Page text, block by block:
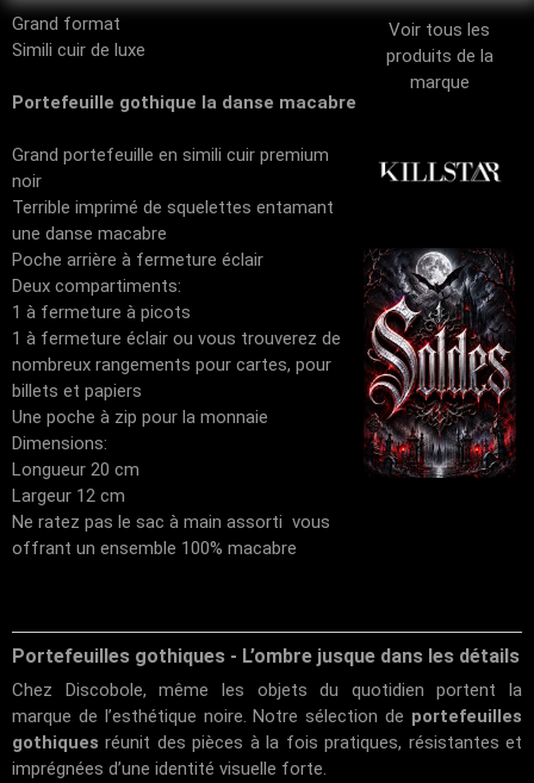
Voir tous les
produits de la
marque
Grand format
Simili cuir de luxe
Portefeuille gothique la danse macabre
Grand portefeuille en simili cuir premium
noir
Terrible imprimé de squelettes entamant
une danse macabre
Poche arrière à fermeture éclair
Deux compartiments:
1 à fermeture à picots
1 à fermeture éclair ou vous trouverez de
nombreux rangements pour cartes, pour
billets et papiers
Une poche à zip pour la monnaie
Dimensions:
Longueur 20 cm
Largeur 12 cm
Ne ratez pas le sac à main assorti vous
offrant un ensemble 100% macabre
Portefeuilles gothiques - L’ombre jusque dans les détails
Chez Discobole, même les objets du quotidien portent la
marque de l’esthétique noire. Notre sélection de portefeuilles
gothiques réunit des pièces à la fois pratiques, résistantes et
imprégnées d’une identité visuelle forte.